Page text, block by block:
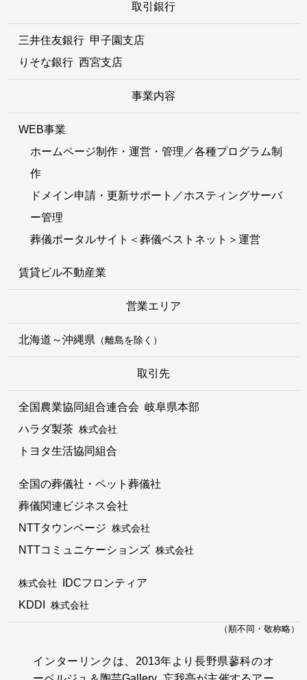
取引銀行
三井住友銀行 甲子園支店
りそな銀行 西宮支店
事業内容
WEB事業
ホームページ制作・運営・管理／各種プログラム制
作
ドメイン申請・更新サポート／ホスティングサーバ
ー管理
葬儀ポータルサイト＜葬儀ベストネット＞運営
賃貸ビル不動産業
営業エリア
北海道～沖縄県 （離島を除く）
取引先
全国農業協同組合連合会 岐阜県本部
ハラダ製茶株式会社
トヨタ生活協同組合
全国の葬儀社・ペット葬儀社
葬儀関連ビジネス会社
NTTタウンページ株式会社
NTTコミュニケーションズ株式会社
株式会社
IDCフロンティア
KDDI株式会社
（順不同・敬称略）
インターリンクは、2013年より長野県蓼科のオ